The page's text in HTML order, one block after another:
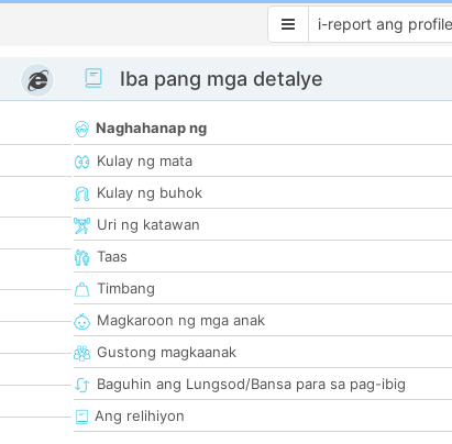
i-report ang
Iba pang mga detalye
Naghahanap ng
Kulay ng mata
Kulay ng buhok
Uri ng katawan
Taas
Timbang
Magkaroon ng mga anak
Gustong magkaanak
Baguhin ang Lungsod/Bansa para sa pag-ibig
Ang relihiyon